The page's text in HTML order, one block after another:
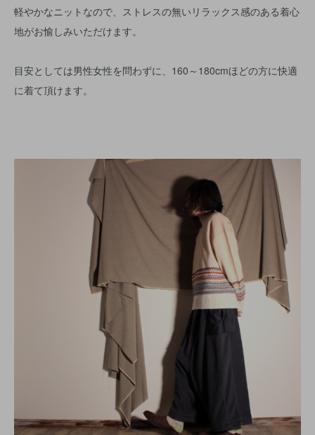
軽やかなニットなので、ストレスの無いリラックス感のある着心
地がお愉しみいただけます。
目安としては男性女性を問わずに、160～180cmほどの方に快適
に着て頂けます。